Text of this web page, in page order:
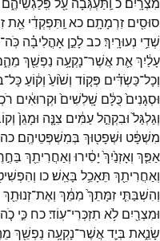
סוּסִ֖ים זִרְמָתָֽם׃ כא וַֽתִּפְקְדִ֔י אֵ֖ת
שְׁדֵ֥י נְעוּרָֽיִךְ׃כבלָכֵ֣ן אָהֳלִיבָ֗ה כֹּֽה־
עָלַ֔יִךְאֵ֛תאֲשֶׁר־נָקְעָ֥ה נַפְשֵׁ֖ךְ
וְכָל־כַּשְׂדִּ֗ים פְּק֤וֹד וְשׁ֙וֹעַ֙ וְק֔וֹעַכָּל־
וּסְגָנִים֙כֻּלָּ֔ם שָֽׁלִשִׁים֙ וּקְרוּאִ֔ים
וְגַלְגַּל֙ וּבִקְהַ֣לעַמִּ֔ים צִנָּ֤ה וּמָגֵן֙
מִשְׁפָּ֔ט וּשְׁפָט֖וּךְ בְּמִשְׁפְּטֵיהֶֽם׃ כה
אַפֵּ֤ךְ וְאָזְנַ֙יִךְ֙ יָסִ֔ירוּ וְאַחֲרִיתֵ֖ךְ
וְאַחֲרִיתֵ֖ךְ תֵּאָכֵ֥ל בָּאֵֽשׁ׃כו
וְהִשְׁבַּתִּ֤י זִמָּתֵךְ֙ מִמֵּ֔ךְ וְאֶת־זְנוּתֵ֖ךְ
וּמִצְרַ֖יִם לֹ֥א תִזְכְּרִי־עֽוֹד׃כח כִּ֣י כֹ֤ה
שָׂנֵ֑את בְּיַ֛דאֲשֶׁר־נָקְעָ֥ה נַפְשֵׁ֖ךְ